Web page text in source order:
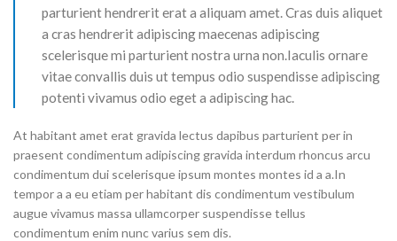
parturient hendrerit erat a aliquam amet. Cras duis aliquet
a cras hendrerit adipiscing maecenas adipiscing
scelerisque mi parturient nostra urna non.Iaculis ornare
vitae convallis duis ut tempus odio suspendisse adipiscing
potenti vivamus odio eget a adipiscing hac.
At habitant amet erat gravida lectus dapibus parturient per in
praesent condimentum adipiscing gravida interdum rhoncus arcu
condimentum dui scelerisque ipsum montes montes id a a.In
tempor a a eu etiam per habitant dis condimentum vestibulum
augue vivamus massa ullamcorper suspendisse tellus
condimentum enim nunc varius sem dis.